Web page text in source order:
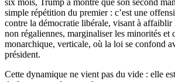
six mois, Trump a montré que son second
simple répétition du premier : c’est une
contre la démocratie libérale, visant à affaiblir
non régaliennes, marginaliser les minorités et
monarchique, verticale, où la loi se confond
président.
Cette dynamique ne vient pas du vide : elle